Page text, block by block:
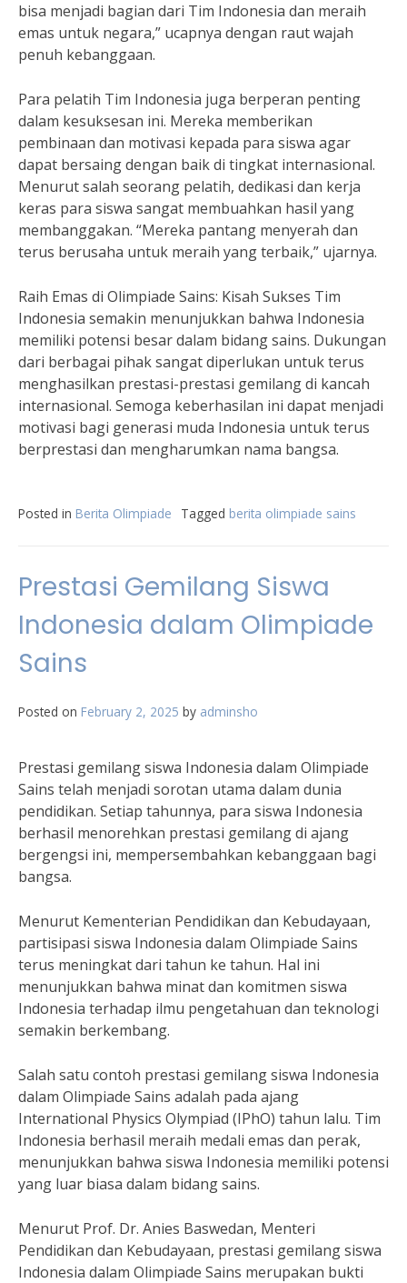
bisa menjadi bagian dari Tim Indonesia dan meraih
emas untuk negara,” ucapnya dengan raut wajah
penuh kebanggaan.
Para pelatih Tim Indonesia juga berperan penting
dalam kesuksesan ini. Mereka memberikan
pembinaan dan motivasi kepada para siswa agar
dapat bersaing dengan baik di tingkat internasional.
Menurut salah seorang pelatih, dedikasi dan kerja
keras para siswa sangat membuahkan hasil yang
membanggakan. “Mereka pantang menyerah dan
terus berusaha untuk meraih yang terbaik,” ujarnya.
Raih Emas di Olimpiade Sains: Kisah Sukses Tim
Indonesia semakin menunjukkan bahwa Indonesia
memiliki potensi besar dalam bidang sains. Dukungan
dari berbagai pihak sangat diperlukan untuk terus
menghasilkan prestasi-prestasi gemilang di kancah
internasional. Semoga keberhasilan ini dapat menjadi
motivasi bagi generasi muda Indonesia untuk terus
berprestasi dan mengharumkan nama bangsa.
Posted in Berita Olimpiade Tagged berita olimpiade sains
Prestasi Gemilang Siswa
Indonesia dalam Olimpiade
Sains
Posted on February 2, 2025 by adminsho
Prestasi gemilang siswa Indonesia dalam Olimpiade
Sains telah menjadi sorotan utama dalam dunia
pendidikan. Setiap tahunnya, para siswa Indonesia
berhasil menorehkan prestasi gemilang di ajang
bergengsi ini, mempersembahkan kebanggaan bagi
bangsa.
Menurut Kementerian Pendidikan dan Kebudayaan,
partisipasi siswa Indonesia dalam Olimpiade Sains
terus meningkat dari tahun ke tahun. Hal ini
menunjukkan bahwa minat dan komitmen siswa
Indonesia terhadap ilmu pengetahuan dan teknologi
semakin berkembang.
Salah satu contoh prestasi gemilang siswa Indonesia
dalam Olimpiade Sains adalah pada ajang
International Physics Olympiad (IPhO) tahun lalu. Tim
Indonesia berhasil meraih medali emas dan perak,
menunjukkan bahwa siswa Indonesia memiliki potensi
yang luar biasa dalam bidang sains.
Menurut Prof. Dr. Anies Baswedan, Menteri
Pendidikan dan Kebudayaan, prestasi gemilang siswa
Indonesia dalam Olimpiade Sains merupakan bukti